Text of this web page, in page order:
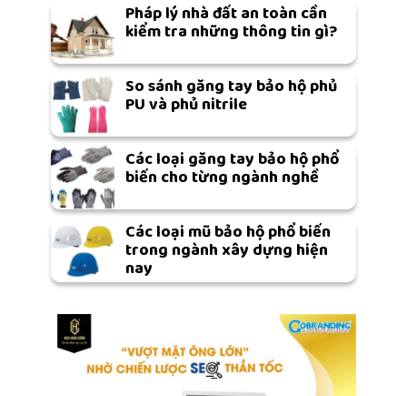
Pháp lý nhà đất an toàn cần
kiểm tra những thông tin gì?
So sánh găng tay bảo hộ phủ
PU và phủ nitrile
Các loại găng tay bảo hộ phổ
biến cho từng ngành nghề
Các loại mũ bảo hộ phổ biến
trong ngành xây dựng hiện
nay